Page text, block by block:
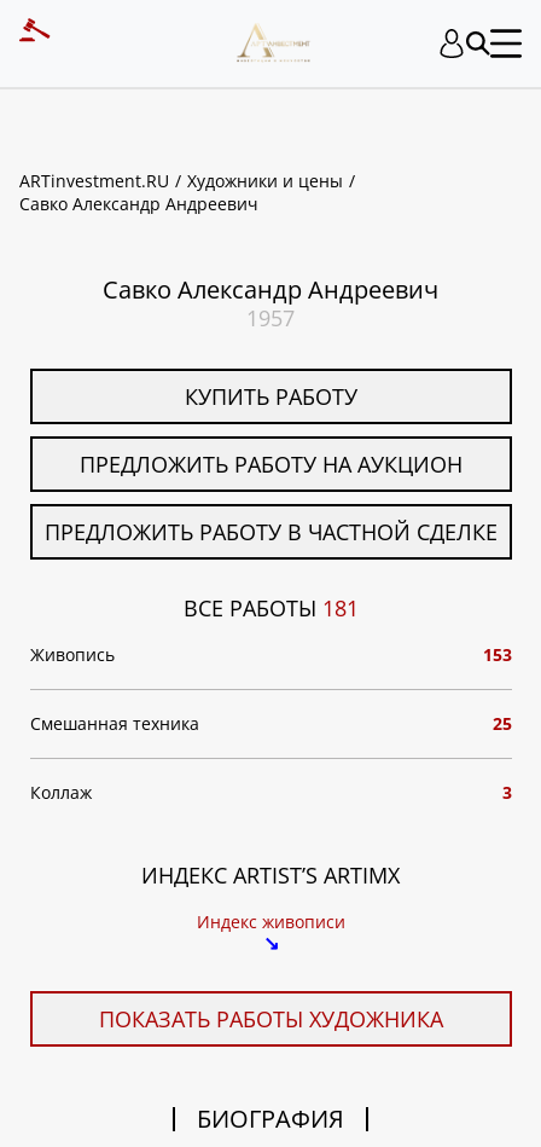
ARTinvestment.RU
Художники и цены
Савко Александр Андреевич
Савко Александр Андреевич
1957
КУПИТЬ РАБОТУ
ПРЕДЛОЖИТЬ РАБОТУ НА АУКЦИОН
ПРЕДЛОЖИТЬ РАБОТУ В ЧАСТНОЙ СДЕЛКЕ
ВСЕ РАБОТЫ 181
Живопись 153
Смешанная техника 25
Коллаж 3
ИНДЕКС ARTIST’S ARTIMX
Индекс живописи
↘
ПОКАЗАТЬ РАБОТЫ ХУДОЖНИКА
БИОГРАФИЯ